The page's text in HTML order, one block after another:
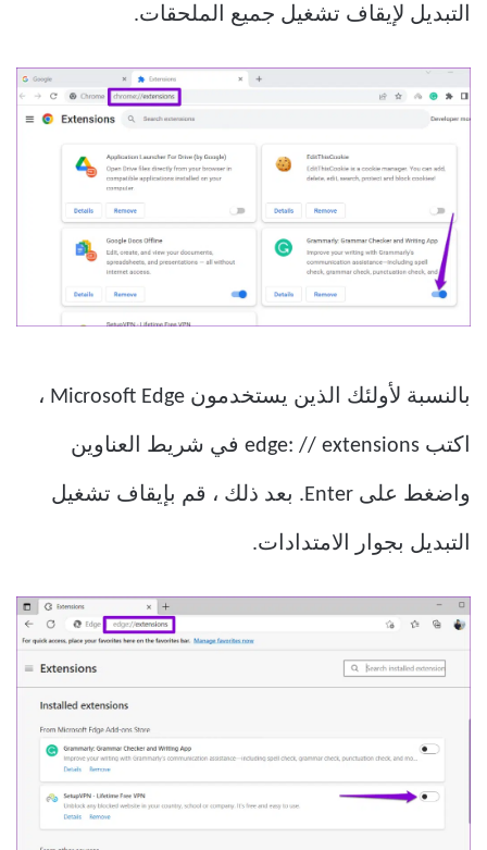
التبديل لإيقاف تشغيل جميع الملحقات.
بالنسبة لأولئك الذين يستخدمون Microsoft Edge ،
اكتب edge: // extensions في شريط العناوين
واضغط على Enter. بعد ذلك ، قم بإيقاف تشغيل
التبديل بجوار الامتدادات.